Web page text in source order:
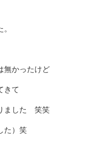
無かったけど
きて
ました 笑笑
た）笑